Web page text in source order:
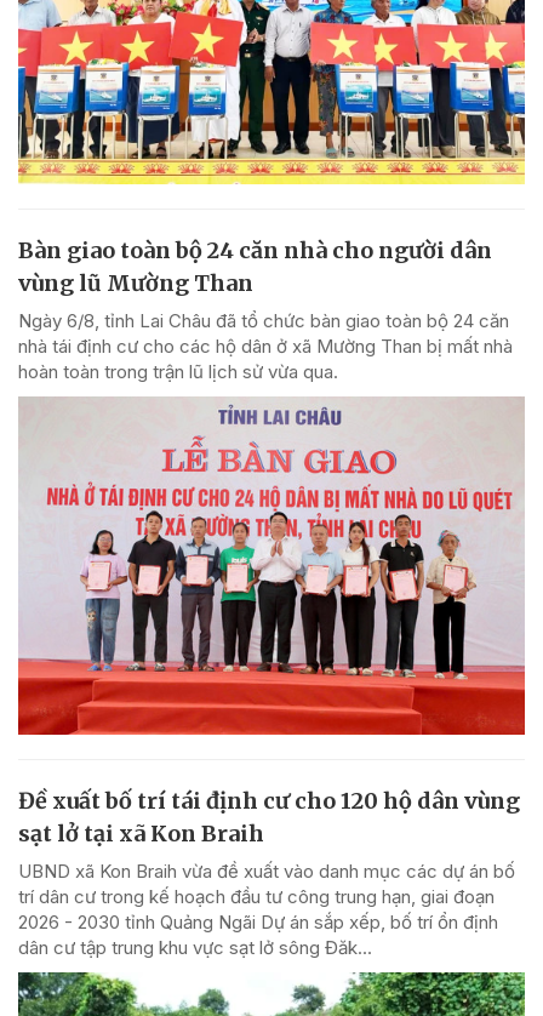
Bàn giao toàn bộ 24 căn nhà cho người dân
vùng lũ Mường Than
Ngày 6/8, tỉnh Lai Châu đã tổ chức bàn giao toàn bộ 24 căn
nhà tái định cư cho các hộ dân ở xã Mường Than bị mất nhà
hoàn toàn trong trận lũ lịch sử vừa qua.
Đề xuất bố trí tái định cư cho 120 hộ dân vùng
sạt lở tại xã Kon Braih
UBND xã Kon Braih vừa đề xuất vào danh mục các dự án bố
trí dân cư trong kế hoạch đầu tư công trung hạn, giai đoạn
2026 - 2030 tỉnh Quảng Ngãi Dự án sắp xếp, bố trí ổn định
dân cư tập trung khu vực sạt lở sông Đăk...